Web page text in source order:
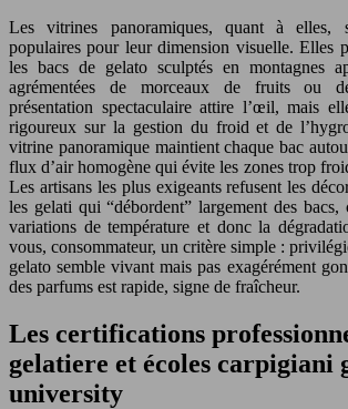
Les vitrines panoramiques, quant à elles,
populaires pour leur dimension visuelle. Elles
les bacs de gelato sculptés en montagnes
agrémentées de morceaux de fruits ou
présentation spectaculaire attire l’œil, mais
rigoureux sur la gestion du froid et de
vitrine panoramique maintient chaque bac
flux d’air homogène qui évite les zones trop
Les artisans les plus exigeants refusent les
les gelati qui “débordent” largement des bacs,
variations de température et donc la
vous, consommateur, un critère simple :
gelato semble vivant mais pas exagérément
des parfums est rapide, signe de fraîcheur.
Les certifications
gelatiere et écoles carpigiani
university